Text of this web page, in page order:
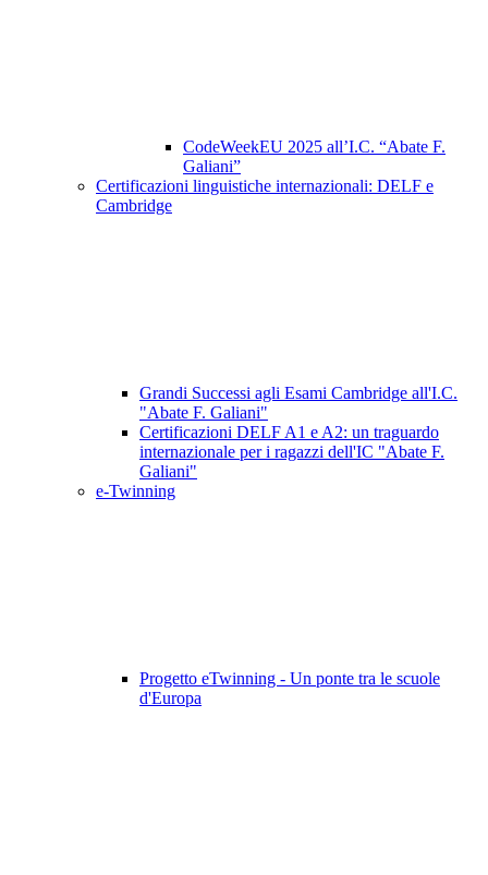
CodeWeekEU 2025 all’I.C. “Abate F.
Galiani”
Certificazioni linguistiche internazionali: DELF e
Cambridge
Grandi Successi agli Esami Cambridge all'I.C.
"Abate F. Galiani"
Certificazioni DELF A1 e A2: un traguardo
internazionale per i ragazzi dell'IC "Abate F.
Galiani"
e-Twinning
Progetto eTwinning - Un ponte tra le scuole
d'Europa